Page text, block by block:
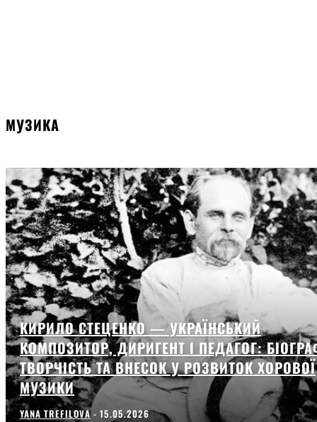
МУЗИКА
КИРИЛО СТЕЦЕНКО — УКРАЇНСЬКИЙ
КОМПОЗИТОР, ДИРИГЕНТ І ПЕДАГОГ:
ТВОРЧІСТЬ ТА ВНЕСОК У РОЗВИТОК ХОРОВОЇ
МУЗИКИ
YANA TREFILOVA - 15.05.2026